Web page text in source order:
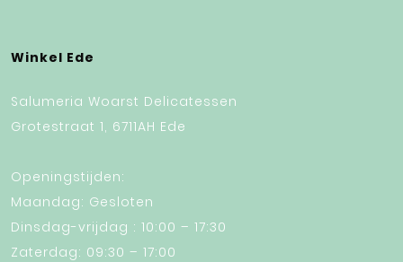
Winkel Ede
Salumeria Woarst Delicatessen
Grotestraat 1, 6711AH Ede
Openingstijden:
Maandag: Gesloten
Dinsdag-vrijdag : 10:00 – 17:30
Zaterdag: 09:30 – 17:00